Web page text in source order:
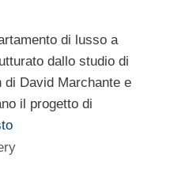
di lusso a
dallo studio di
David Marchante e
il progetto di